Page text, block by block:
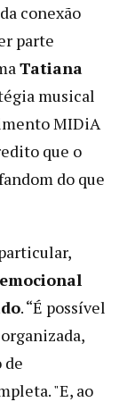
conexão
parte
Tatiana
musical
MIDiA
que o
do que
. “É possível
de
"E, ao